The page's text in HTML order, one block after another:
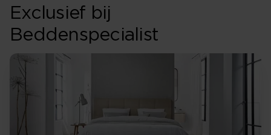
Exclusief bij
Beddenspecialist